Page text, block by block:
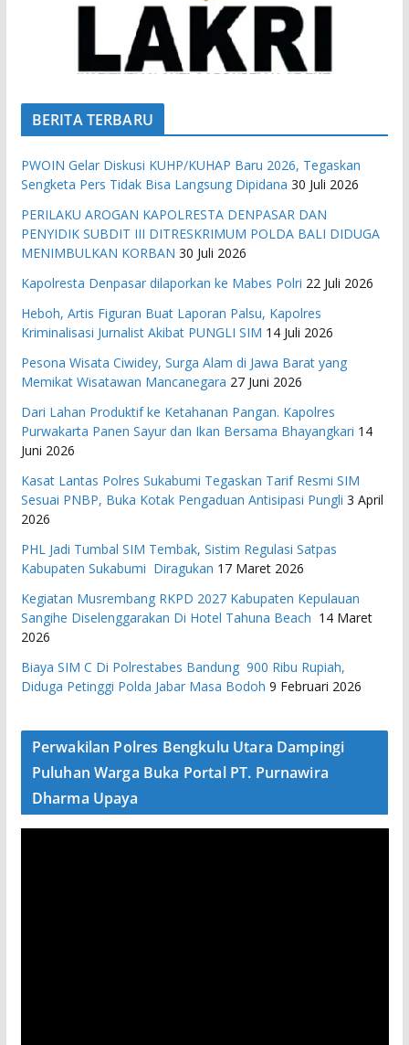
BERITA TERBARU
PWOIN Gelar Diskusi KUHP/KUHAP Baru 2026, Tegaskan
Sengketa Pers Tidak Bisa Langsung Dipidana 30 Juli 2026
PERILAKU AROGAN KAPOLRESTA DENPASAR DAN
PENYIDIK SUBDIT III DITRESKRIMUM POLDA BALI DIDUGA
MENIMBULKAN KORBAN 30 Juli 2026
Kapolresta Denpasar dilaporkan ke Mabes Polri 22 Juli 2026
Heboh, Artis Figuran Buat Laporan Palsu, Kapolres
Kriminalisasi Jurnalist Akibat PUNGLI SIM 14 Juli 2026
Pesona Wisata Ciwidey, Surga Alam di Jawa Barat yang
Memikat Wisatawan Mancanegara 27 Juni 2026
Dari Lahan Produktif ke Ketahanan Pangan. Kapolres
Purwakarta Panen Sayur dan Ikan Bersama Bhayangkari 14
Juni 2026
Kasat Lantas Polres Sukabumi Tegaskan Tarif Resmi SIM
Sesuai PNBP, Buka Kotak Pengaduan Antisipasi Pungli 3 April
2026
PHL Jadi Tumbal SIM Tembak, Sistim Regulasi Satpas
Kabupaten Sukabumi Diragukan 17 Maret 2026
Kegiatan Musrembang RKPD 2027 ​Kabupaten Kepulauan
Sangihe Diselenggarakan Di Hotel Tahuna Beach 14 Maret
2026
Biaya SIM C Di Polrestabes Bandung 900 Ribu Rupiah,
Diduga Petinggi Polda Jabar Masa Bodoh 9 Februari 2026
Perwakilan Polres Bengkulu Utara Dampingi
Puluhan Warga Buka Portal PT. Purnawira
Dharma Upaya